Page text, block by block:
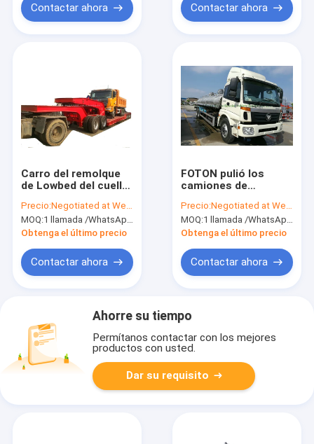
Contactar ahora Contactar ahora
Carro del remolque
de Lowbed del cuello
máquina de Lowbed
la tonelada pesada
resistente 100Ton
remolque 80 semi:
8615271357675
Precio:Negotiated at Weichat:King253725877
MOQ:1 llamada /WhatsApp de la unidad: +8615271357675
Obtenga el último precio
Contactar ahora
FOTON pulió los
camiones de
inoxidable
18000liters para el
agua potable, comida
Precio:Negotiated at Weichat:King253725877
MOQ:1 llamada /WhatsApp de la unidad: +8615271357675
Obtenga el último precio
Contactar ahora
Ahorre su tiempo
Permítanos contactar con los mejores
productos con usted.
Dar su requisito